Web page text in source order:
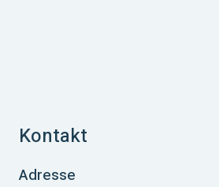
Kontakt
Adresse